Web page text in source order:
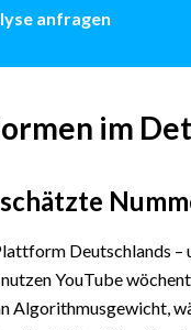
anfragen
im
Deutschlands
YouTube
Algorithmusgewicht,